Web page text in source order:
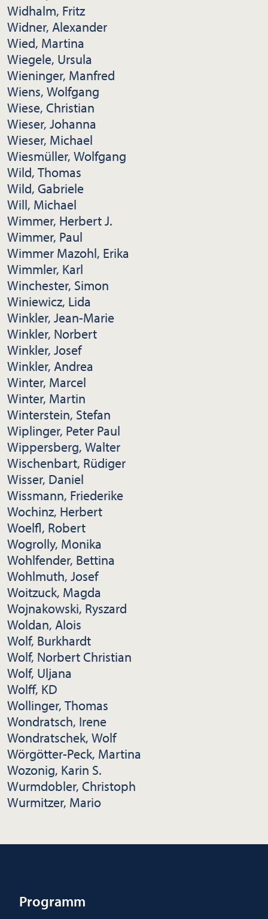
Widhalm, Fritz
Widner, Alexander
Wied, Martina
Wiegele, Ursula
Wieninger, Manfred
Wiens, Wolfgang
Wiese, Christian
Wieser, Johanna
Wieser, Michael
Wiesmüller, Wolfgang
Wild, Thomas
Wild, Gabriele
Will, Michael
Wimmer, Herbert J.
Wimmer, Paul
Wimmer Mazohl, Erika
Wimmler, Karl
Winchester, Simon
Winiewicz, Lida
Winkler, Jean-Marie
Winkler, Norbert
Winkler, Josef
Winkler, Andrea
Winter, Marcel
Winter, Martin
Winterstein, Stefan
Wiplinger, Peter Paul
Wippersberg, Walter
Wischenbart, Rüdiger
Wisser, Daniel
Wissmann, Friederike
Wochinz, Herbert
Woelfl, Robert
Wogrolly, Monika
Wohlfender, Bettina
Wohlmuth, Josef
Woitzuck, Magda
Wojnakowski, Ryszard
Woldan, Alois
Wolf, Burkhardt
Wolf, Norbert Christian
Wolf, Uljana
Wolff, KD
Wollinger, Thomas
Wondratsch, Irene
Wondratschek, Wolf
Wörgötter-Peck, Martina
Wozonig, Karin S.
Wurmdobler, Christoph
Wurmitzer, Mario
Programm